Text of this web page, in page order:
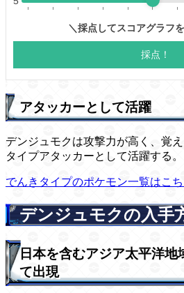
アタッカーとして活躍
デンジュモクは攻撃力が高く、覚
タイプアタッカーとして活躍する。
でんきタイプのポケモン一覧はこち
デンジュモクの入手
日本を含むアジア太平洋地
て出現